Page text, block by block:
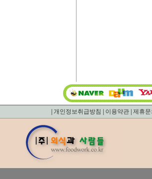
개인정보취급방침 이용약관 제휴문